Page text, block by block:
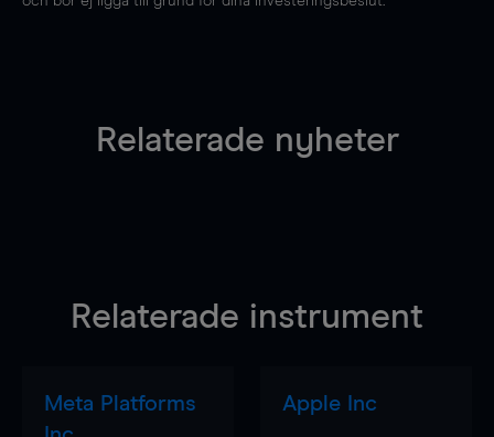
Relaterade nyheter
Relaterade instrument
Meta Platforms
Apple Inc